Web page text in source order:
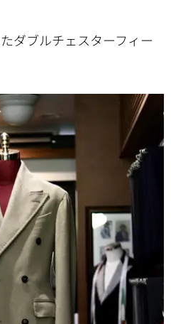
ダブルチェスターフィー